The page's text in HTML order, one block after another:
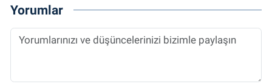
Yorumlar